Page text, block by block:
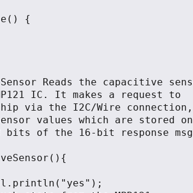
{
IC. It makes a request to
values which are stored on